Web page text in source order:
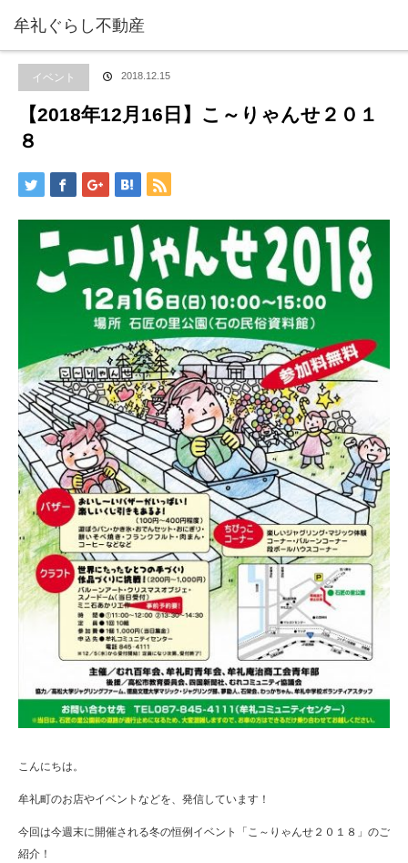
牟礼ぐらし不動産
ブログ
イベント
イベント 2018.12.15
【2018年12月16日】こ～りゃんせ２０１
８
こんにちは。
牟礼町のお店やイベントなどを、発信しています！
今回は今週末に開催される冬の恒例イベント「こ～りゃんせ２０１８」のご
紹介！